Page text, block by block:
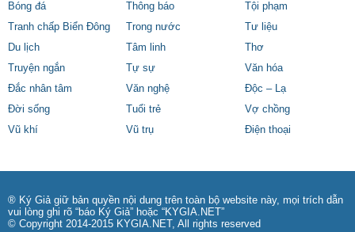
Bóng đá
Thông báo
Tội phạm
Tranh chấp Biển Đông
Trong nước
Tư liệu
Du lịch
Tâm linh
Thơ
Truyện ngắn
Tự sự
Văn hóa
Đắc nhân tâm
Văn nghệ
Độc – Lạ
Đời sống
Tuổi trẻ
Vợ chồng
Vũ khí
Vũ trụ Điện thoại
® Ký Giả giữ bản quyền nội dung trên toàn bộ website này, mọi trích dẫn
vui lòng ghi rõ “báo Ký Giả” hoặc “KYGIA.NET”
© Copyright 2014-2015 KYGIA.NET, All rights reserved